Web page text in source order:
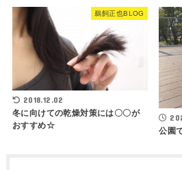
鵜飼正也BLOG
2018.12.02
冬に向けての乾燥対策には〇〇が
おすすめ☆
公園